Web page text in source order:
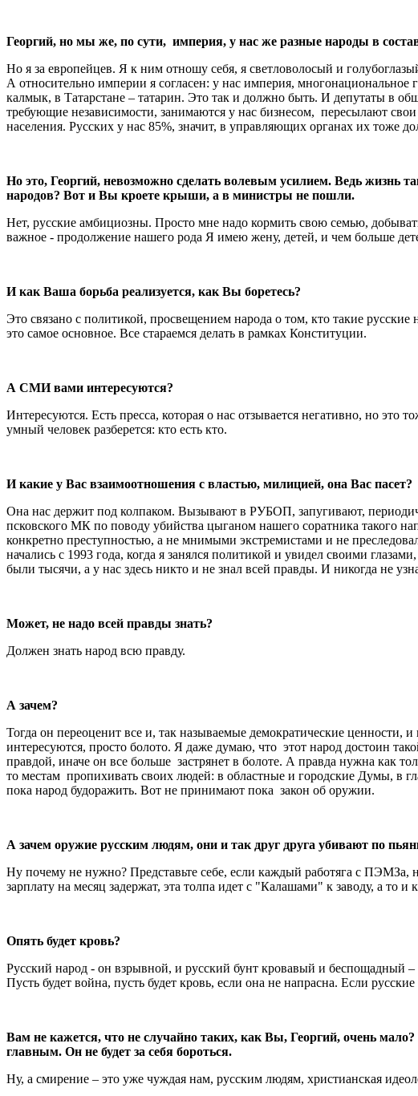
Георгий, но мы же, по сути, империя, у нас же разные народы в
Но я за европейцев. Я к ним отношу себя, я светловолосый и
А относительно империи я согласен: у нас империя,
калмык, в Татарстане – татарин. Это так и должно быть. И депутаты в
требующие независимости, занимаются у нас бизнесом, пересылают
населения. Русских у нас 85%, значит, в управляющих органах их тоже
Но это, Георгий, невозможно сделать волевым усилием. Ведь жизнь
народов? Вот и Вы кроете крыши, а в министры не пошли.
Нет, русские амбициозны. Просто мне надо кормить свою семью,
важное - продолжение нашего рода Я имею жену, детей, и чем больше
И как Ваша борьба реализуется, как Вы боретесь?
Это связано с политикой, просвещением народа о том, кто такие
это самое основное. Все стараемся делать в рамках Конституции.
А СМИ вами интересуются?
Интересуются. Есть пресса, которая о нас отзывается негативно, но
умный человек разберется: кто есть кто.
И какие у Вас взаимоотношения с властью, милицией, она Вас пасет?
Она нас держит под колпаком. Вызывают в РУБОП, запугивают,
псковского МК по поводу убийства цыганом нашего соратника такого
конкретно преступностью, а не мнимыми экстремистами и не
начались с 1993 года, когда я занялся политикой и увидел своими
были тысячи, а у нас здесь никто и не знал всей правды. И никогда не
Может, не надо всей правды знать?
Должен знать народ всю правду.
А зачем?
Тогда он переоценит все и, так называемые демократические
интересуются, просто болото. Я даже думаю, что этот народ достоин
правдой, иначе он все больше застрянет в болоте. А правда нужна как
то местам пропихивать своих людей: в областные и городские Думы, в
пока народ будоражить. Вот не принимают пока закон об оружии.
А зачем оружие русским людям, они и так друг друга убивают по
Ну почему не нужно? Представьте себе, если каждый работяга с ПЭМЗа,
зарплату на месяц задержат, эта толпа идет с "Калашами" к заводу, а то
Опять будет кровь?
Русский народ - он взрывной, и русский бунт кровавый и беспощадный
Пусть будет война, пусть будет кровь, если она не напрасна. Если
Вам не кажется, что не случайно таких, как Вы, Георгий, очень
главным. Он не будет за себя бороться.
Ну, а смирение – это уже чуждая нам, русским людям, христианская